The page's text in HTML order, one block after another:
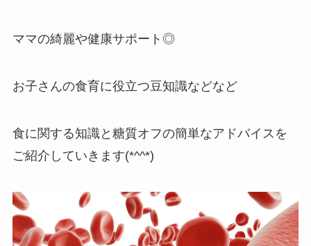
ママの綺麗や健康サポート◎
お子さんの食育に役立つ豆知識などなど
食に関する知識と糖質オフの簡単なアドバイスを
ご紹介していきます(*^^*)